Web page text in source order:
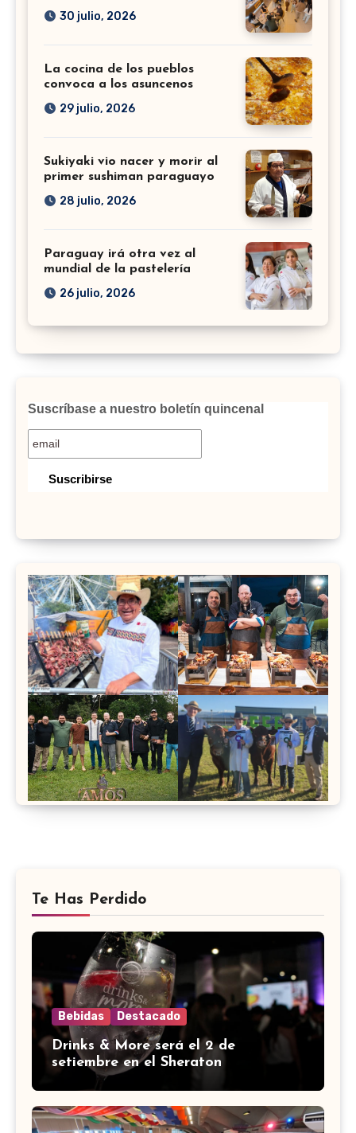
30 julio, 2026
La cocina de los pueblos
convoca a los asuncenos
29 julio, 2026
Sukiyaki vio nacer y morir al
primer sushiman paraguayo
28 julio, 2026
Paraguay irá otra vez al
mundial de la pastelería
26 julio, 2026
Suscríbase a nuestro boletín quincenal
Te Has Perdido
Bebidas Destacado
Drinks & More será el 2 de
setiembre en el Sheraton